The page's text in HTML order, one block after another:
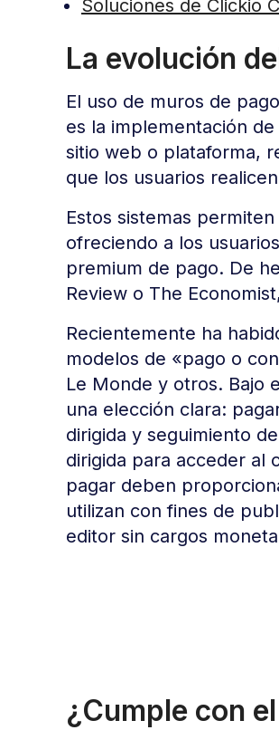
Soluciones de Clickio
La evolución
El uso de muros de
es la implementación
sitio web o plataforma,
que los usuarios
Estos sistemas
ofreciendo a los
premium de pago. De
Review o The
Recientemente ha
modelos de «pago o
Le Monde y otros. Bajo
una elección clara:
dirigida y seguimiento
dirigida para acceder al
pagar deben
utilizan con fines de
editor sin cargos
¿Cumple con